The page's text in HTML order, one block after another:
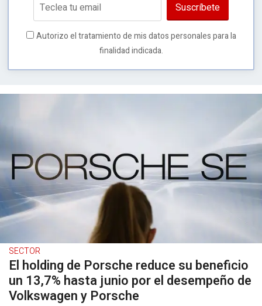
Suscríbete
Autorizo el tratamiento de mis datos personales para la
finalidad indicada.
SECTOR
El holding de Porsche reduce su beneficio
un 13,7% hasta junio por el desempeño de
Volkswagen y Porsche